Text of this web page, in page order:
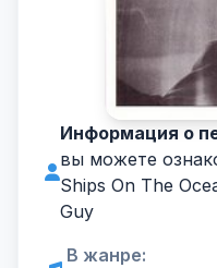
Информация о
вы можете
Ships On The
Guy
В жанре: